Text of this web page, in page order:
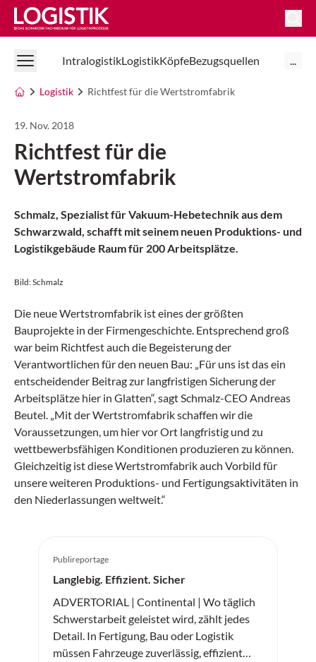
Logistik Online
IntralogistikLogistikKöpfeBezugsquellen ...
Logistik Richtfest für die Wertstromfabrik
19. Nov. 2018
Richtfest für die
Wertstromfabrik
Schmalz, Spezialist für Vakuum-Hebetechnik aus dem
Schwarzwald, schafft mit seinem neuen Produktions- und
Logistikgebäude Raum für 200 Arbeitsplätze.
Bild: Schmalz
Die neue Wertstromfabrik ist eines der größten
Bauprojekte in der Firmengeschichte. Entsprechend groß
war beim Richtfest auch die Begeisterung der
Verantwortlichen für den neuen Bau: „Für uns ist das ein
entscheidender Beitrag zur langfristigen Sicherung der
Arbeitsplätze hier in Glatten“, sagt Schmalz-CEO Andreas
Beutel. „Mit der Wertstromfabrik schaffen wir die
Voraussetzungen, um hier vor Ort langfristig und zu
wettbewerbsfähigen Konditionen produzieren zu können.
Gleichzeitig ist diese Wertstromfabrik auch Vorbild für
unsere weiteren Produktions- und Fertigungsaktivitäten in
den Niederlassungen weltweit.“
Publireportage
Langlebig. Effizient. Sicher
ADVERTORIAL | Continental | Wo täglich
Schwerstarbeit geleistet wird, zählt jedes
Detail. In Fertigung, Bau oder Logistik
müssen Fahrzeuge zuverlässig, effizient